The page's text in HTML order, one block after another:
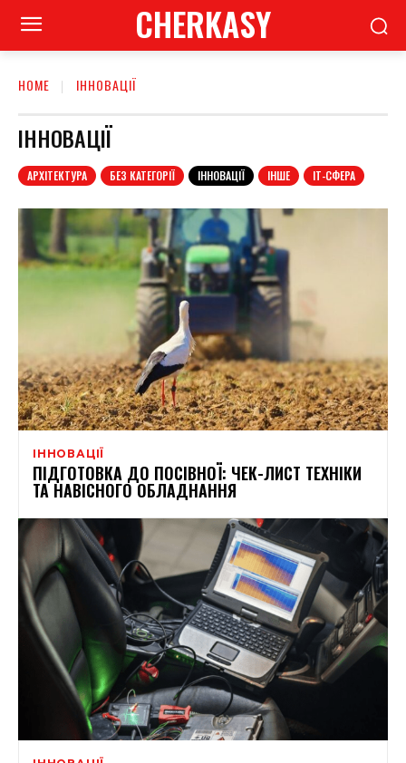
CHERKASY
HOME ІННОВАЦІЇ
ІННОВАЦІЇ
АРХІТЕКТУРА БЕЗ КАТЕГОРІЇ ІННОВАЦІЇ ІНШЕ ІТ-СФЕРА
ІННОВАЦІЇ
ПІДГОТОВКА ДО ПОСІВНОЇ: ЧЕК-ЛИСТ ТЕХНІКИ
ТА НАВІСНОГО ОБЛАДНАННЯ